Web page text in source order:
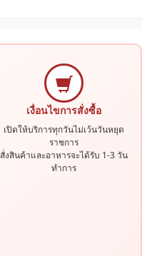
เงื่อนไขการสั่งซื้อ
เปิดให้บริการทุกวันไม่เว้นวันหยุด
ราชการ
สั่งสินค้าและอาหารจะได้รับ 1-3 วัน
ทำการ